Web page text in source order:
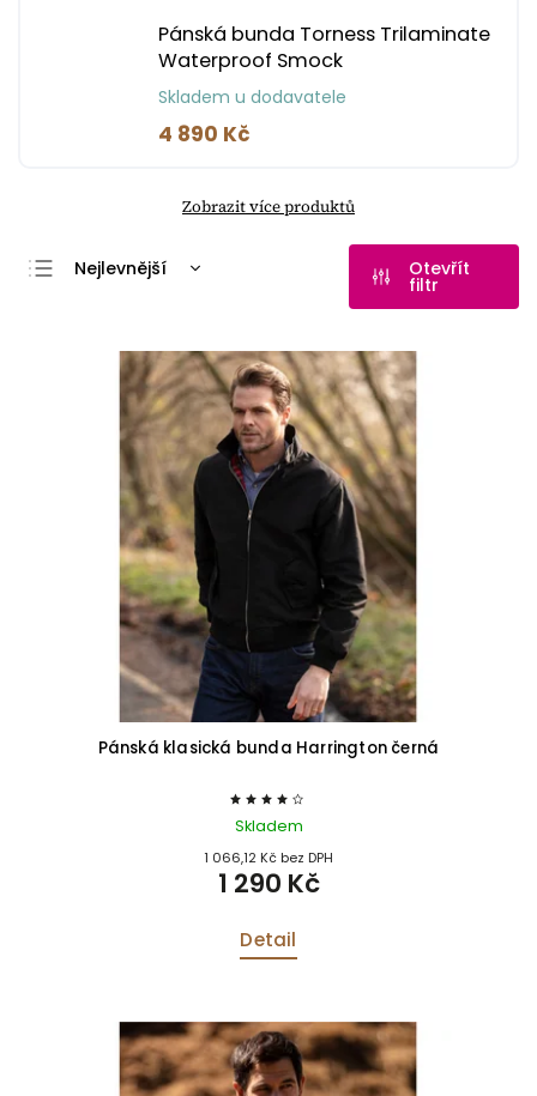
Pánská bunda Torness Trilaminate
Waterproof Smock
Skladem u dodavatele
4 890 Kč
Zobrazit více produktů
Nejlevnější
Abecedně
Otevřít
filtr
Pánská klasická bunda Harrington černá
Skladem
1 066,12 Kč bez DPH
1 290 Kč
Detail